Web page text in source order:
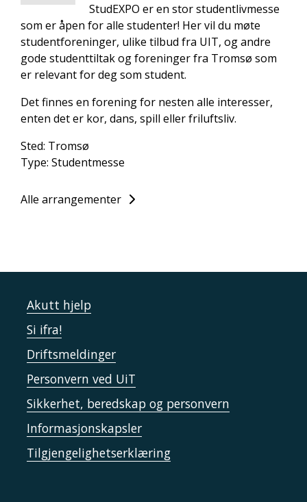
StudEXPO er en stor studentlivmesse
som er åpen for alle studenter! Her vil du møte
studentforeninger, ulike tilbud fra UIT, og andre
gode studenttiltak og foreninger fra Tromsø som
er relevant for deg som student.
Det finnes en forening for nesten alle interesser,
enten det er kor, dans, spill eller friluftsliv.
Sted: Tromsø
Type: Studentmesse
Alle arrangementer
Akutt hjelp
Si ifra!
Driftsmeldinger
Personvern ved UiT
Sikkerhet, beredskap og personvern
Informasjonskapsler
Tilgjengelighetserklæring